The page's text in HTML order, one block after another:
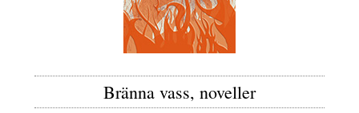
Bränna vass, noveller